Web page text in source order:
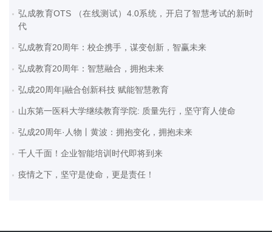
弘成教育OTS （在线测试）4.0系统，开启了智慧考试的新时
代
弘成教育20周年：校企携手，谋变创新，智赢未来
弘成教育20周年：智慧融合，拥抱未来
弘成20周年|融合创新科技 赋能智慧教育
山东第一医科大学继续教育学院: 质量先行，坚守育人使命
弘成20周年·人物丨黄波：拥抱变化，拥抱未来
千人千面！企业智能培训时代即将到来
疫情之下，坚守是使命，更是责任！